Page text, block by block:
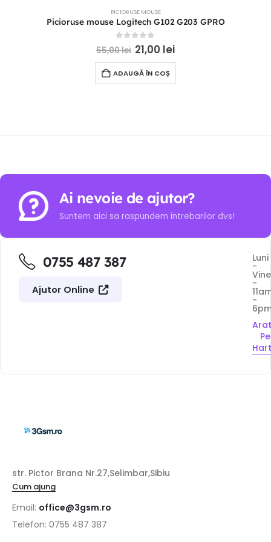
PICIORUSE MOUSE
Picioruse mouse Logitech G102 G203 GPRO
out of 5
55,00lei 21,00 lei
ADAUGĂ ÎN COȘ
Ai nevoie de ajutor?
Suntem aici sa raspundem intrebarilor dvs!
0755 487 387
Ajutor Online
Luni
-
-
-
Pe
str. Pictor Brana Nr.27,Selimbar,Sibiu
Cum ajung
Email: office@3gsm.ro
Telefon: 0755 487 387